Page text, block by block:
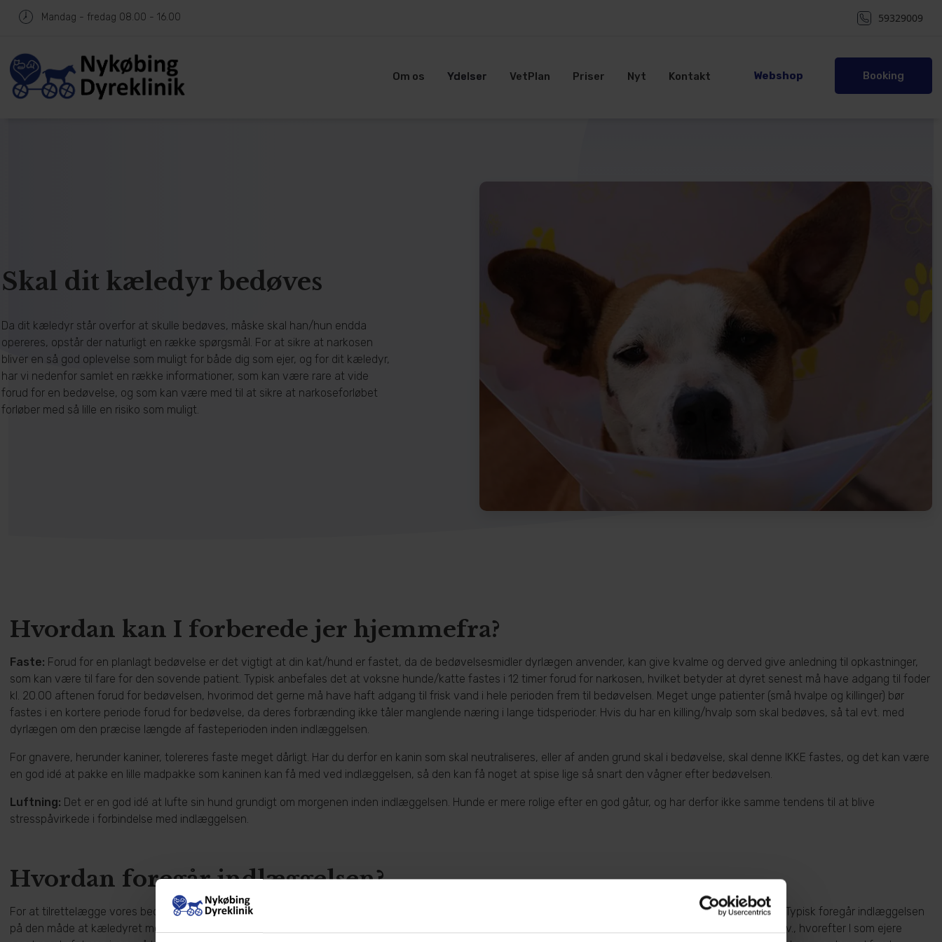
Mandag - fredag 08.00 - 16.00 59329009
Om os Ydelser VetPlan Priser Nyt Kontakt Webshop Booking
Skal dit kæledyr bedøves
Da dit kæledyr står overfor at skulle bedøves, måske skal han/hun endda
opereres, opstår der naturligt en række spørgsmål. For at sikre at narkosen
bliver en så god oplevelse som muligt for både dig som ejer, og for dit kæledyr,
har vi nedenfor samlet en række informationer, som kan være rare at vide
forud for en bedøvelse, og som kan være med til at sikre at narkoseforløbet
forløber med så lille en risiko som muligt.
Hvordan kan I forberede jer hjemmefra?
Faste: Forud for en planlagt bedøvelse er det vigtigt at din kat/hund er fastet, da de bedøvelsesmidler dyrlægen anvender, kan give kvalme og derved give anledning til opkastninger,
som kan være til fare for den sovende patient. Typisk anbefales det at voksne hunde/katte fastes i 12 timer forud for narkosen, hvilket betyder at dyret senest må have adgang til foder
kl. 20.00 aftenen forud for bedøvelsen, hvorimod det gerne må have haft adgang til frisk vand i hele perioden frem til bedøvelsen. Meget unge patienter (små hvalpe og killinger) bør
fastes i en kortere periode forud for bedøvelse, da deres forbrænding ikke tåler manglende næring i lange tidsperioder. Hvis du har en killing/hvalp som skal bedøves, så tal evt. med
dyrlægen om den præcise længde af fasteperioden inden indlæggelsen.
For gnavere, herunder kaniner, tolereres faste meget dårligt. Har du derfor en kanin som skal neutraliseres, eller af anden grund skal i bedøvelse, skal denne IKKE fastes, og det kan være
en god idé at pakke en lille madpakke som kaninen kan få med ved indlæggelsen, så den kan få noget at spise lige så snart den vågner efter bedøvelsen.
Luftning: Det er en god idé at lufte sin hund grundigt om morgenen inden indlæggelsen. Hunde er mere rolige efter en god gåtur, og har derfor ikke samme tendens til at blive
stresspåvirkede i forbindelse med indlæggelsen.
Hvordan foregår indlæggelsen?
For at tilrettelægge vores bedøvelses- og operationsdage bedst muligt, bestræber vi os på at få indlagt alle dagens patienter i tidsrummet kl. 08.00-08.30. Typisk foregår indlæggelsen
på den måde at kæledyret modtages af en af vores sygeplejersker, som varetager indlæggelsen, dyret får sit eget særskilte bur med tæppe, kattebakke osv., hvorefter I som ejere